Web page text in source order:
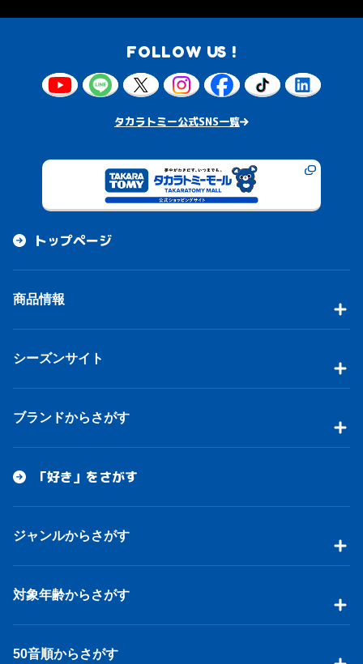
FOLLOW US !
タカラトミー公式SNS一覧
トップページ
商品情報
シーズンサイト
ブランドからさがす
「好き」をさがす
ジャンルからさがす
対象年齢からさがす
50音順からさがす